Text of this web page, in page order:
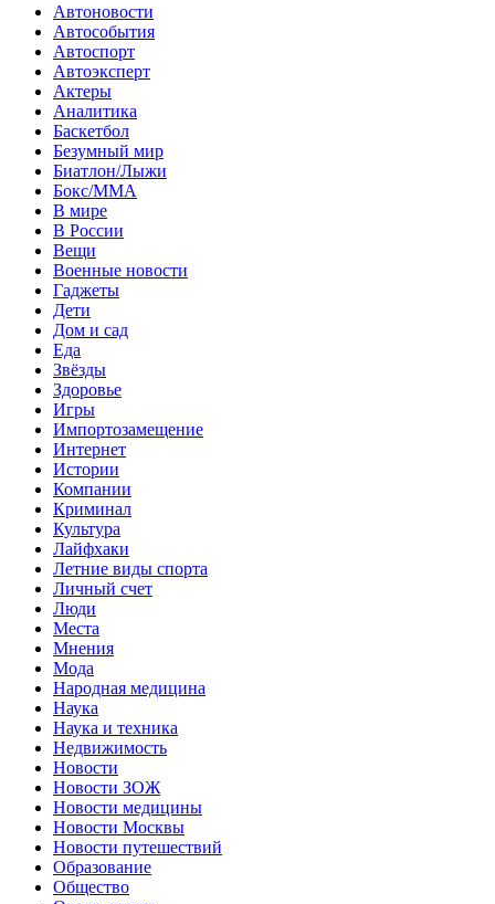
Автоновости
Автособытия
Автоспорт
Автоэксперт
Актеры
Аналитика
Баскетбол
Безумный мир
Биатлон/Лыжи
Бокс/MMA
В мире
В России
Вещи
Военные новости
Гаджеты
Дети
Дом и сад
Еда
Звёзды
Здоровье
Игры
Импортозамещение
Интернет
Истории
Компании
Криминал
Культура
Лайфхаки
Летние виды спорта
Личный счет
Люди
Места
Мнения
Мода
Народная медицина
Наука
Наука и техника
Недвижимость
Новости
Новости ЗОЖ
Новости медицины
Новости Москвы
Новости путешествий
Образование
Общество